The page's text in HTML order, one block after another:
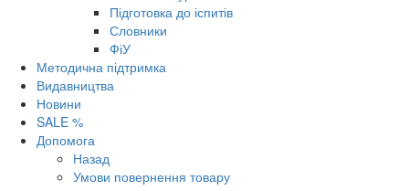
Підготовка до іспитів
Словники
ФіУ
Методична підтримка
Видавництва
Новини
SALE %
Допомога
Назад
Умови повернення товару